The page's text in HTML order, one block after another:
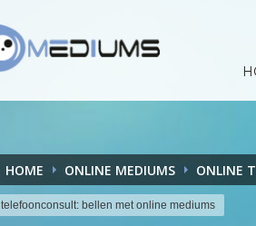
HOME ONLINE MEDIUMS ONLINE
telefoonconsult: bellen met online mediums